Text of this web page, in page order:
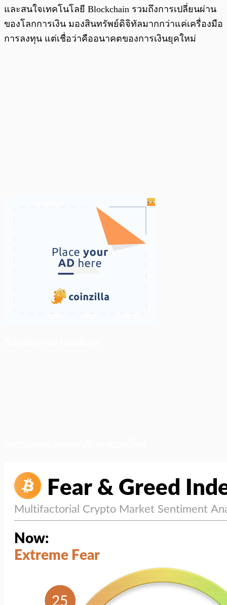
และสนใจเทคโนโลยี Blockchain รวมถึงการเปลี่ยนผ่าน
ของโลกการเงิน มองสินทรัพย์ดิจิทัลมากกว่าแค่เครื่องมือ
การลงทุน แต่เชื่อว่าคืออนาคตของการเงินยุคใหม่